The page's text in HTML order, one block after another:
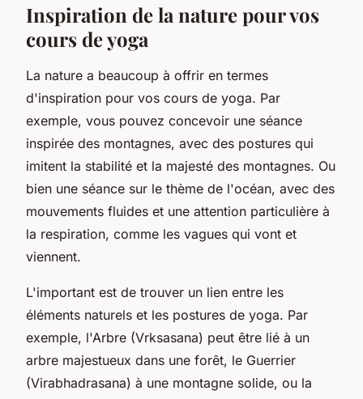
Inspiration de la nature pour vos
cours de yoga
La nature a beaucoup à offrir en termes
d'inspiration pour vos cours de yoga. Par
exemple, vous pouvez concevoir une séance
inspirée des montagnes, avec des postures qui
imitent la stabilité et la majesté des montagnes. Ou
bien une séance sur le thème de l'océan, avec des
mouvements fluides et une attention particulière à
la respiration, comme les vagues qui vont et
viennent.
L'important est de trouver un lien entre les
éléments naturels et les postures de yoga. Par
exemple, l'Arbre (Vrksasana) peut être lié à un
arbre majestueux dans une forêt, le Guerrier
(Virabhadrasana) à une montagne solide, ou la